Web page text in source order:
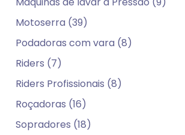
Motoserra (39)
Podadoras com vara (8)
Riders (7)
Riders Profissionais (8)
Roçadoras (16)
Sopradores (18)